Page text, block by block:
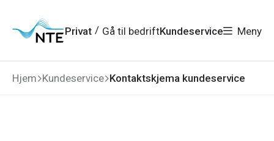
hovedmeny
søk
hovedinnhold
bunnområde
Privat / Gå til bedriftKundeservice Meny
Hjem Kundeservice Kontaktskjema kundeservice